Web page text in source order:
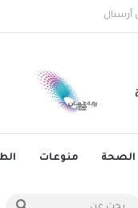
الصحة منوعات